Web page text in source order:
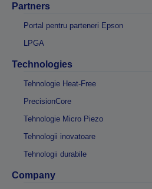
Partners
Portal pentru parteneri Epson
LPGA
Technologies
Tehnologie Heat-Free
PrecisionCore
Tehnologie Micro Piezo
Tehnologii inovatoare
Tehnologii durabile
Company